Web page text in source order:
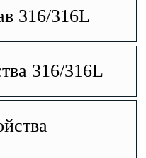
316/316L
316/316L